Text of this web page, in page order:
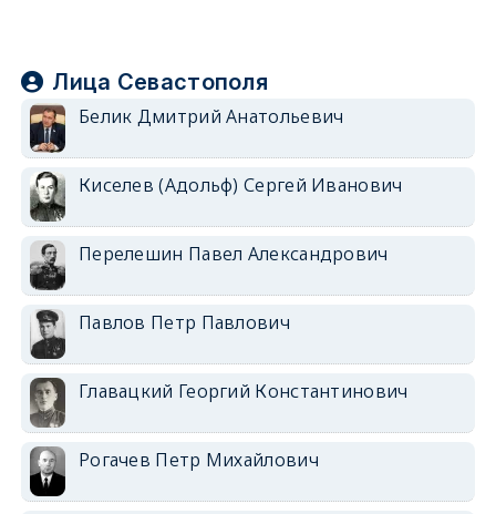
Лица Севастополя
Белик Дмитрий Анатольевич
Киселев (Адольф) Сергей Иванович
Перелешин Павел Александрович
Павлов Петр Павлович
Главацкий Георгий Константинович
Рогачев Петр Михайлович